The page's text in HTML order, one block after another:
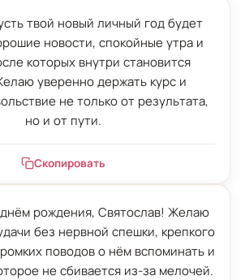
твой новый личный год будет
новости, спокойные утра и
которых внутри становится
уверенно держать курс и
не только от результата,
но и от пути.
Скопировать
рождения, Святослав! Желаю
без нервной спешки, крепкого
поводов о нём вспоминать и
не сбивается из-за мелочей.